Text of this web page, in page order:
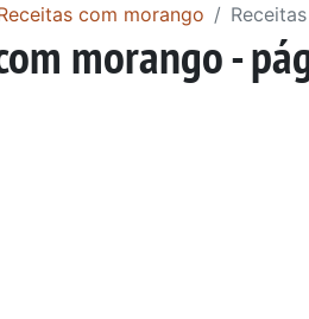
com morango
morango -